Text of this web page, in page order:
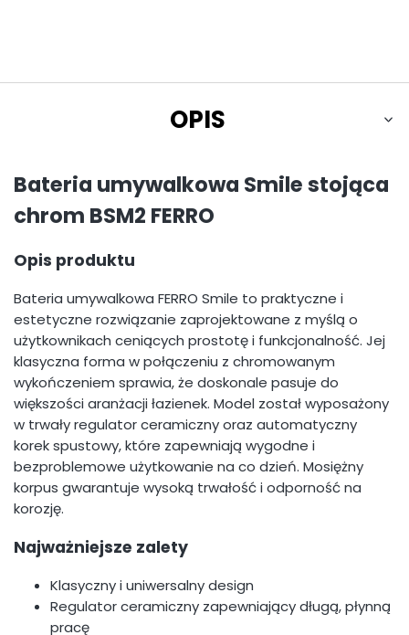
OPIS
Bateria umywalkowa Smile stojąca
chrom BSM2 FERRO
Opis produktu
Bateria umywalkowa FERRO Smile to praktyczne i
estetyczne rozwiązanie zaprojektowane z myślą o
użytkownikach ceniących prostotę i funkcjonalność. Jej
klasyczna forma w połączeniu z chromowanym
wykończeniem sprawia, że doskonale pasuje do
większości aranżacji łazienek. Model został wyposażony
w trwały regulator ceramiczny oraz automatyczny
korek spustowy, które zapewniają wygodne i
bezproblemowe użytkowanie na co dzień. Mosiężny
korpus gwarantuje wysoką trwałość i odporność na
korozję.
Najważniejsze zalety
Klasyczny i uniwersalny design
Regulator ceramiczny zapewniający długą, płynną
pracę